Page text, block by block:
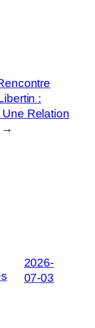
:
Relation
→
2026-
07-03